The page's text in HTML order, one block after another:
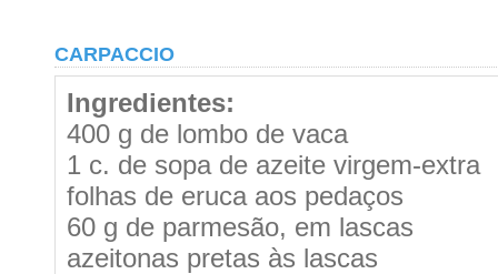
CARPACCIO
Ingredientes:
400 g de lombo de vaca
1 c. de sopa de azeite virgem-extra
folhas de eruca aos pedaços
60 g de parmesão, em lascas
azeitonas pretas às lascas